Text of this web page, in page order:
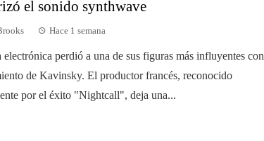
el sonido synthwave
Hace 1 semana
electrónica perdió a una de sus figuras más influyentes con
de Kavinsky. El productor francés, reconocido
por el éxito "Nightcall", deja una...